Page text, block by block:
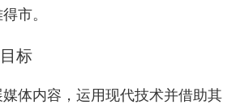
市。
标
体内容，运用现代技术并借助其